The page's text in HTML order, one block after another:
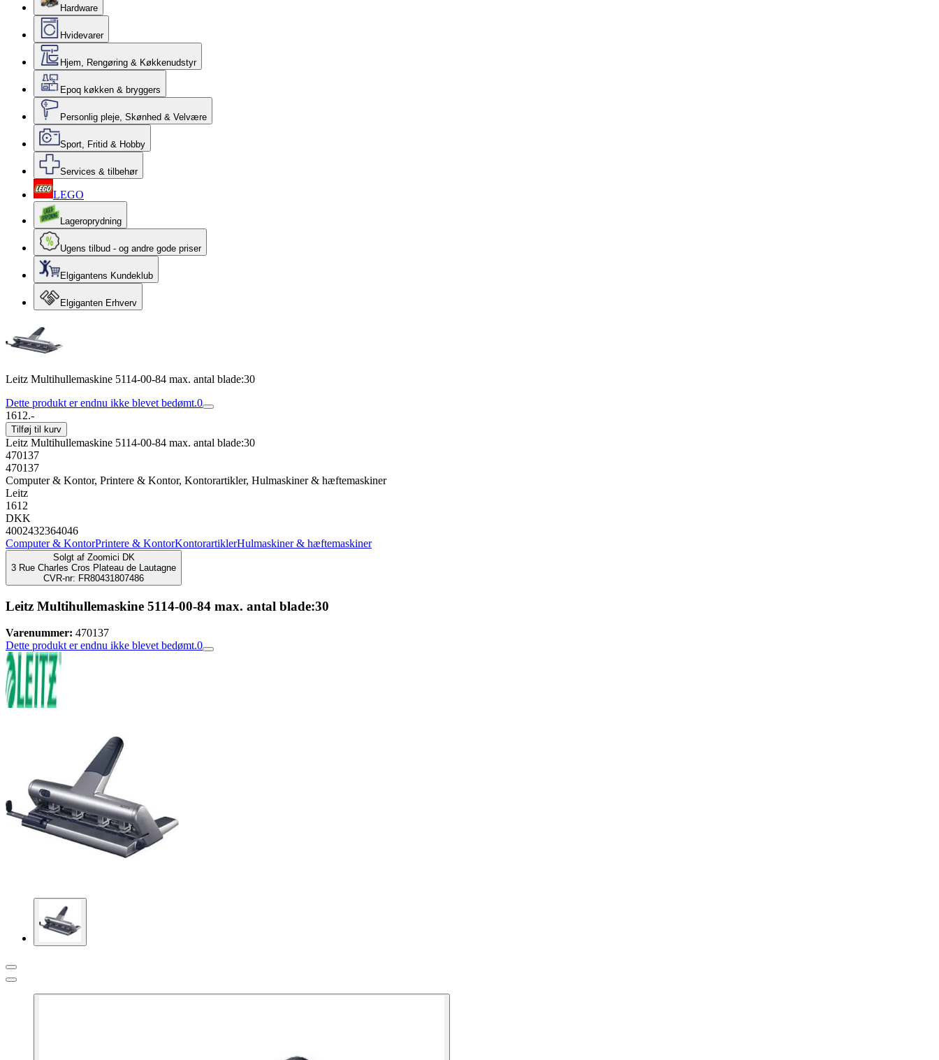
Hardware
Hvidevarer
Hjem, Rengøring & Køkkenudstyr
Epoq køkken & bryggers
Personlig pleje, Skønhed & Velvære
Sport, Fritid & Hobby
Services & tilbehør
LEGO
Lageroprydning
Ugens tilbud - og andre gode priser
Elgigantens Kundeklub
Elgiganten Erhverv
Leitz Multihullemaskine 5114-00-84 max. antal blade:30
Dette produkt er endnu ikke blevet bedømt.0
1612.-
Tilføj til kurv
Leitz Multihullemaskine 5114-00-84 max. antal blade:30
470137
470137
Computer & Kontor, Printere & Kontor, Kontorartikler, Hulmaskiner & hæftemaskiner
Leitz
1612
DKK
4002432364046
Computer & KontorPrintere & KontorKontorartiklerHulmaskiner & hæftemaskiner
Solgt af Zoomici DK
3 Rue Charles Cros Plateau de Lautagne
CVR-nr: FR80431807486
Leitz Multihullemaskine 5114-00-84 max. antal blade:30
Varenummer: 470137
Dette produkt er endnu ikke blevet bedømt.0